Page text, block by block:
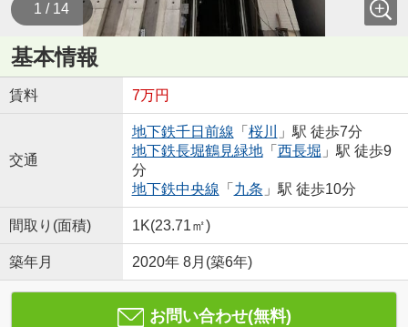
1 / 14
基本情報
賃料 7万円
交通
地下鉄千日前線 「 桜川
」駅 徒歩7分
地下鉄長堀鶴見緑地「 西長堀 」駅 徒歩9
分
地下鉄中央線 「 九条 」駅 徒歩10分
間取り(面積) 1K(23.71㎡)
築年月 2020年 8月(築6年)
お問い合わせ(無料)